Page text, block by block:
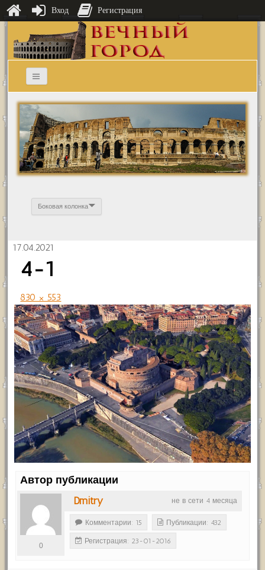
Боковая колонка
17.04.2021
4-1
830 × 553
Автор публикации
не в сети 4 месяца
Dmitry
0
Комментарии: 15 Публикации: 432
Регистрация: 23-01-2016
Вход Регистрация